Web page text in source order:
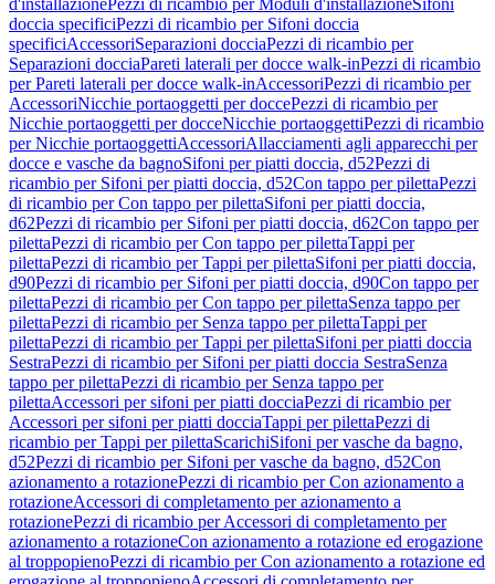
d'installazionePezzi di ricambio per Moduli d'installazioneSifoni
doccia specificiPezzi di ricambio per Sifoni doccia
specificiAccessoriSeparazioni docciaPezzi di ricambio per
Separazioni docciaPareti laterali per docce walk-inPezzi di ricambio
per Pareti laterali per docce walk-inAccessoriPezzi di ricambio per
AccessoriNicchie portaoggetti per doccePezzi di ricambio per
Nicchie portaoggetti per docceNicchie portaoggettiPezzi di ricambio
per Nicchie portaoggettiAccessoriAllacciamenti agli apparecchi per
docce e vasche da bagnoSifoni per piatti doccia, d52Pezzi di
ricambio per Sifoni per piatti doccia, d52Con tappo per pilettaPezzi
di ricambio per Con tappo per pilettaSifoni per piatti doccia,
d62Pezzi di ricambio per Sifoni per piatti doccia, d62Con tappo per
pilettaPezzi di ricambio per Con tappo per pilettaTappi per
pilettaPezzi di ricambio per Tappi per pilettaSifoni per piatti doccia,
d90Pezzi di ricambio per Sifoni per piatti doccia, d90Con tappo per
pilettaPezzi di ricambio per Con tappo per pilettaSenza tappo per
pilettaPezzi di ricambio per Senza tappo per pilettaTappi per
pilettaPezzi di ricambio per Tappi per pilettaSifoni per piatti doccia
SestraPezzi di ricambio per Sifoni per piatti doccia SestraSenza
tappo per pilettaPezzi di ricambio per Senza tappo per
pilettaAccessori per sifoni per piatti docciaPezzi di ricambio per
Accessori per sifoni per piatti docciaTappi per pilettaPezzi di
ricambio per Tappi per pilettaScarichiSifoni per vasche da bagno,
d52Pezzi di ricambio per Sifoni per vasche da bagno, d52Con
azionamento a rotazionePezzi di ricambio per Con azionamento a
rotazioneAccessori di completamento per azionamento a
rotazionePezzi di ricambio per Accessori di completamento per
azionamento a rotazioneCon azionamento a rotazione ed erogazione
al troppopienoPezzi di ricambio per Con azionamento a rotazione ed